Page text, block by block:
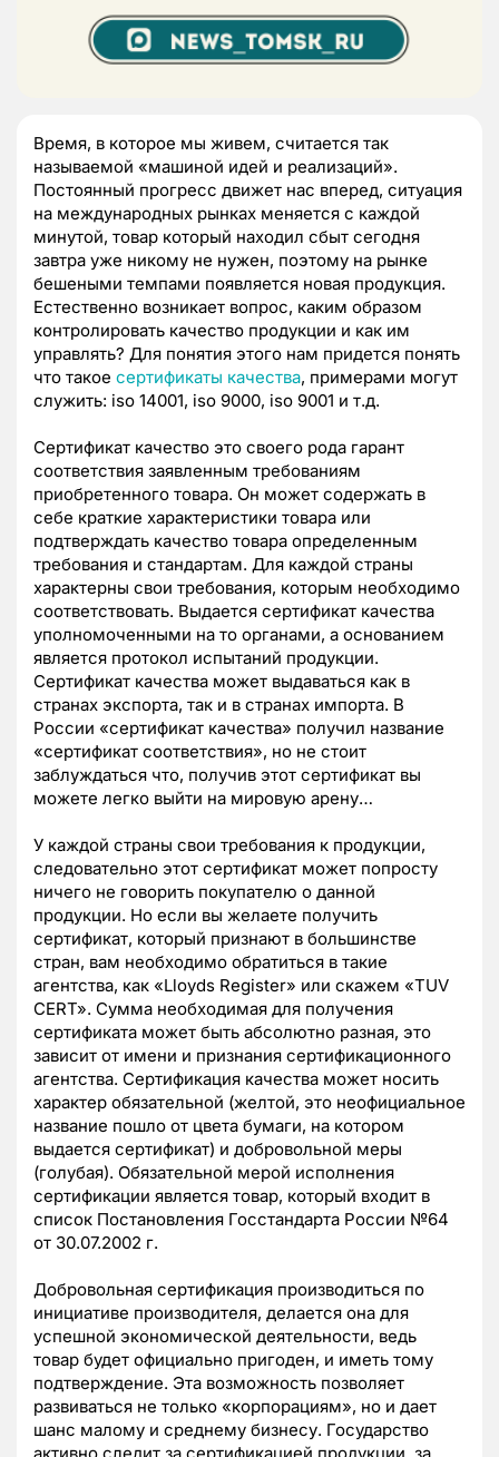
Время, в которое мы живем, считается так
называемой «машиной идей и реализаций».
Постоянный прогресс движет нас вперед, ситуация
на международных рынках меняется с каждой
минутой, товар который находил сбыт сегодня
завтра уже никому не нужен, поэтому на рынке
бешеными темпами появляется новая продукция.
Естественно возникает вопрос, каким образом
контролировать качество продукции и как им
управлять? Для понятия этого нам придется понять
что такое сертификаты качества, примерами могут
служить: iso 14001, iso 9000, iso 9001 и т.д.
Сертификат качество это своего рода гарант
соответствия заявленным требованиям
приобретенного товара. Он может содержать в
себе краткие характеристики товара или
подтверждать качество товара определенным
требования и стандартам. Для каждой страны
характерны свои требования, которым необходимо
соответствовать. Выдается сертификат качества
уполномоченными на то органами, а основанием
является протокол испытаний продукции.
Сертификат качества может выдаваться как в
странах экспорта, так и в странах импорта. В
России «сертификат качества» получил название
«сертификат соответствия», но не стоит
заблуждаться что, получив этот сертификат вы
можете легко выйти на мировую арену…
У каждой страны свои требования к продукции,
следовательно этот сертификат может попросту
ничего не говорить покупателю о данной
продукции. Но если вы желаете получить
сертификат, который признают в большинстве
стран, вам необходимо обратиться в такие
агентства, как «Lloyds Register» или скажем «TUV
CERT». Сумма необходимая для получения
сертификата может быть абсолютно разная, это
зависит от имени и признания сертификационного
агентства. Сертификация качества может носить
характер обязательной (желтой, это неофициальное
название пошло от цвета бумаги, на котором
выдается сертификат) и добровольной меры
(голубая). Обязательной мерой исполнения
сертификации является товар, который входит в
список Постановления Госстандарта России №64
от 30.07.2002 г.
Добровольная сертификация производиться по
инициативе производителя, делается она для
успешной экономической деятельности, ведь
товар будет официально пригоден, и иметь тому
подтверждение. Эта возможность позволяет
развиваться не только «корпорациям», но и дает
шанс малому и среднему бизнесу. Государство